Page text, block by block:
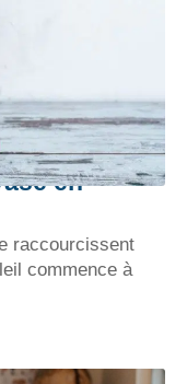
en
raccourcissent
commence à